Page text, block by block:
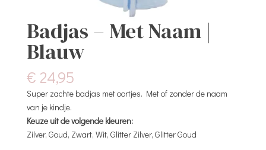
Badjas – Met Naam |
Blauw
€ 24,95
Super zachte badjas met oortjes. Met of zonder de naam
van je kindje.
Keuze uit de volgende kleuren:
Zilver, Goud, Zwart, Wit, Glitter Zilver, Glitter Goud